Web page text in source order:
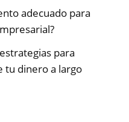
adecuado para
para
tu dinero a largo